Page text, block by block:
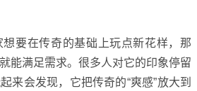
要在传奇的基础上玩点新花样，那
能满足需求。很多人对它的印象停留
来会发现，它把传奇的“爽感”放大到